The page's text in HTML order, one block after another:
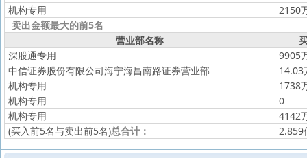
机构专用
2150
卖出金额最大的前5名
营业部名称
深股通专用
9905
中信证券股份有限公司海宁海昌南路证券营业部
14.03
机构专用
1738
机构专用
0
机构专用
4142
(买入前5名与卖出前5名)总合计： 2.859